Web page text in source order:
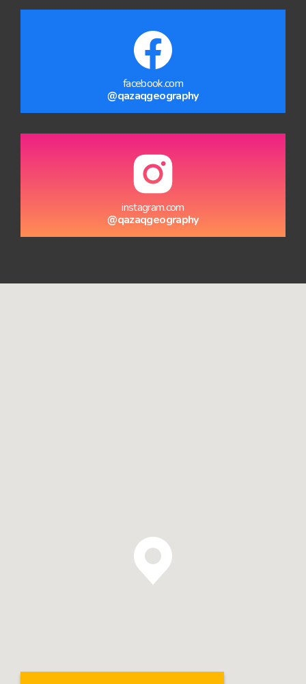
facebook.com
@qazaqgeography
instagram.com
@qazaqgeography